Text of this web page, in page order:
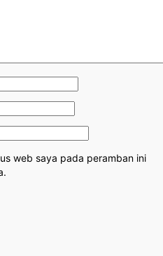
web saya pada peramban ini